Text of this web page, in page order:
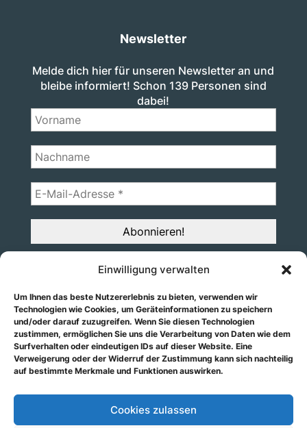
Einwilligung verwalten
Um Ihnen das beste Nutzererlebnis zu bieten, verwenden wir
Technologien wie Cookies, um Geräteinformationen zu speichern
und/oder darauf zuzugreifen. Wenn Sie diesen Technologien
zustimmen, ermöglichen Sie uns die Verarbeitung von Daten wie dem
Surfverhalten oder eindeutigen IDs auf dieser Website. Eine
Verweigerung oder der Widerruf der Zustimmung kann sich nachteilig
auf bestimmte Merkmale und Funktionen auswirken.
Cookies zulassen
Newsletter
Melde dich hier für unseren Newsletter an und
bleibe informiert! Schon 139 Personen sind
dabei!
Über uns
Termine